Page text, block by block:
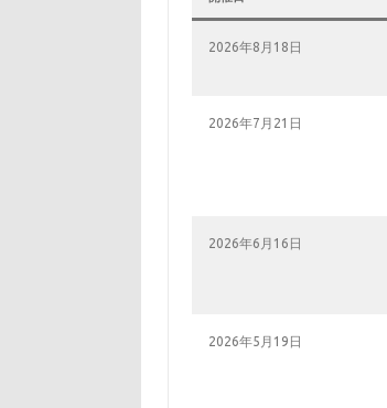
2026年8月18日
2026年7月21日
2026年6月16日
2026年5月19日